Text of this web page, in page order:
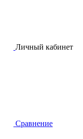
Личный кабинет
Сравнение